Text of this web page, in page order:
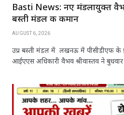
Basti News: नए मंडलायुक्त
बस्ती मंडल की कमान
AUGUST 6, 2026
उप्र बस्ती मंडल में लखनऊ में पीसीडीएफ के
आईएएस अधिकारी वैभव श्रीवास्तव ने